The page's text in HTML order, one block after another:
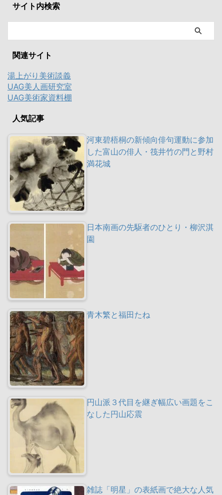
サイト内検索
関連サイト
湯上がり美術談義
UAG美人画研究室
UAG美術家資料棚
人気記事
河東碧梧桐の新傾向俳句運動に参加
した富山の俳人・筏井竹の門と野村
満花城
日本南画の先駆者のひとり・柳沢淇
園
青木繁と福田たね
円山派３代目を継ぎ幅広い画題をこ
なした円山応震
雑誌「明星」の表紙画で絶大な人気